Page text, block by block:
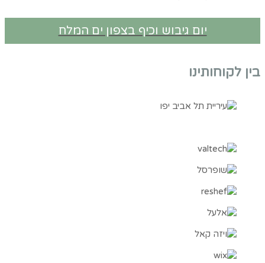
יום גיבוש וכיף בצפון ים המלח
בין לקוחותינו